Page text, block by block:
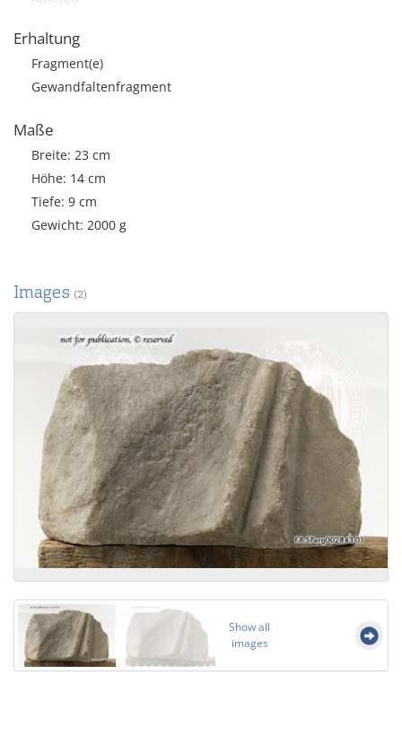
Erhaltung
Fragment(e)
Gewandfaltenfragment
Maße
Breite: 23 cm
Höhe: 14 cm
Tiefe: 9 cm
Gewicht: 2000 g
Images (2)
Show all
images